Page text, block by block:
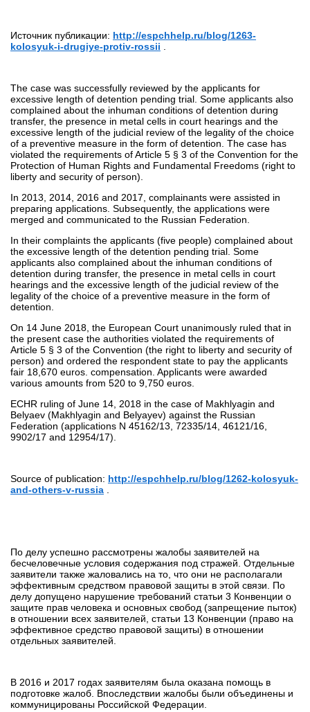
Источник публикации: http://espchhelp.ru/blog/1263-
kolosyuk-i-drugiye-protiv-rossii
The case was successfully reviewed by the applicants for
excessive length of detention pending trial. Some applicants also
complained about the inhuman conditions of detention during
transfer, the presence in metal cells in court hearings and the
excessive length of the judicial review of the legality of the choice
of a preventive measure in the form of detention. The case has
violated the requirements of Article 5 § 3 of the Convention for the
Protection of Human Rights and Fundamental Freedoms (right to
liberty and security of person).
In 2013, 2014, 2016 and 2017, complainants were assisted in
preparing applications. Subsequently, the applications were
merged and communicated to the Russian Federation.
In their complaints the applicants (five people) complained about
the excessive length of the detention pending trial. Some
applicants also complained about the inhuman conditions of
detention during transfer, the presence in metal cells in court
hearings and the excessive length of the judicial review of the
legality of the choice of a preventive measure in the form of
detention.
On 14 June 2018, the European Court unanimously ruled that in
the present case the authorities violated the requirements of
Article 5 § 3 of the Convention (the right to liberty and security of
person) and ordered the respondent state to pay the applicants
fair 18,670 euros. compensation. Applicants were awarded
various amounts from 520 to 9,750 euros.
ECHR ruling of June 14, 2018 in the case of Makhlyagin and
Belyaev (Makhlyagin and Belyayev) against the Russian
Federation (applications N 45162/13, 72335/14, 46121/16,
9902/17 and 12954/17).
Source of publication: http://espchhelp.ru/blog/1262-kolosyuk-
and-others-v-russia
По делу успешно рассмотрены жалобы заявителей на
бесчеловечные условия содержания под стражей. Отдельные
заявители также жаловались на то, что они не располагали
эффективным средством правовой защиты в этой связи. По
делу допущено нарушение требований статьи 3 Конвенции о
защите прав человека и основных свобод (запрещение пыток)
в отношении всех заявителей, статьи 13 Конвенции (право на
эффективное средство правовой защиты) в отношении
отдельных заявителей.
В 2016 и 2017 годах заявителям была оказана помощь в
подготовке жалоб. Впоследствии жалобы были объединены и
коммуницированы Российской Федерации.